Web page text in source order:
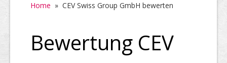
Home
Vorteile
Home » CEV Swiss Group GmbH bewerten
Bewertung CEV